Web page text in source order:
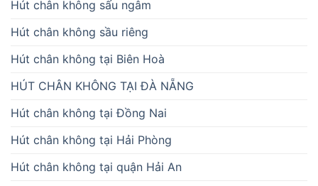
Hút chân không sấu ngâm
Hút chân không sầu riêng
Hút chân không tại Biên Hoà
HÚT CHÂN KHÔNG TẠI ĐÀ NẴNG
Hút chân không tại Đồng Nai
Hút chân không tại Hải Phòng
Hút chân không tại quận Hải An